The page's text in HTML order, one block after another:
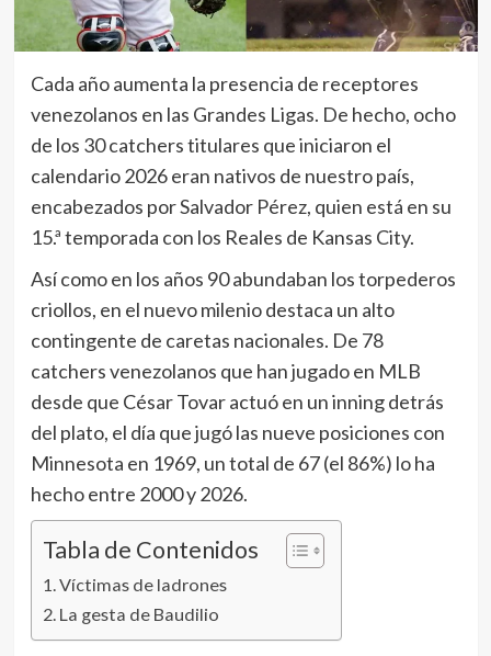
Cada año aumenta la presencia de receptores
venezolanos en las Grandes Ligas. De hecho, ocho
de los 30 catchers titulares que iniciaron el
calendario 2026 eran nativos de nuestro país,
encabezados por Salvador Pérez, quien está en su
15.ª temporada con los Reales de Kansas City.
Así como en los años 90 abundaban los torpederos
criollos, en el nuevo milenio destaca un alto
contingente de caretas nacionales. De 78
catchers venezolanos que han jugado en MLB
desde que César Tovar actuó en un inning detrás
del plato, el día que jugó las nueve posiciones con
Minnesota en 1969, un total de 67 (el 86%) lo ha
hecho entre 2000 y 2026.
Tabla de Contenidos
Víctimas de ladrones
La gesta de Baudilio